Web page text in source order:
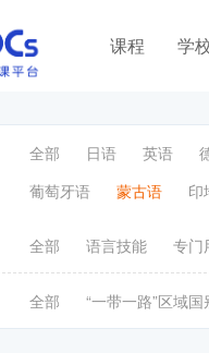
课程 学
全部 日语 英语
葡萄牙语
蒙古语 印
全部 语言技能 专门
全部 “一带一路”区域国